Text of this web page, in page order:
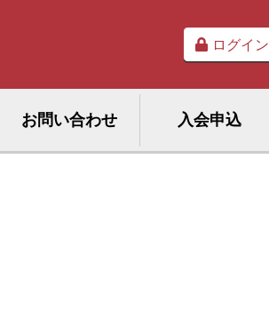
ログイン
お問い合わせ 入会申込